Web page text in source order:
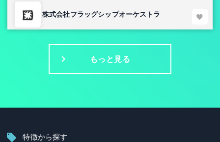
株式会社フラッグシップオーケストラ
もっと見る
特徴から探す